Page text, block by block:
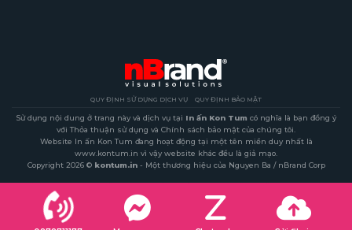
QUY ĐỊNH SỬ DỤNG DỊCH VỤ QUY ĐỊNH BẢO MẬT
Sử dụng nội dung ở trang này và dịch vụ tại In ấn Kon Tum có nghĩa là bạn đồng ý
với Thỏa thuận sử dụng và Chính sách bảo mật của chúng tôi.
Website In ấn Kon Tum đang hoạt động tại một tên miền duy nhất là
www.kontum.in vì vậy website khác đều là giả mạo.
Copyright 2026 © kontum.in- Một thương hiệu của Nguyen Ba / nBrand Corp